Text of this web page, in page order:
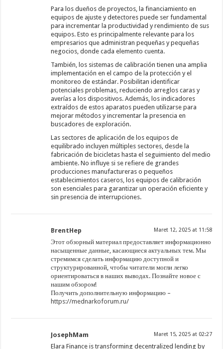
Para los dueños de proyectos, la financiamiento en
equipos de ajuste y detectores puede ser fundamental
para incrementar la productividad y rendimiento de sus
equipos. Esto es principalmente relevante para los
empresarios que administran pequeñas y pequeñas
negocios, donde cada elemento cuenta.
También, los sistemas de calibración tienen una amplia
implementación en el campo de la protección y el
monitoreo de estándar. Posibilitan identificar
potenciales problemas, reduciendo arreglos caras y
averías a los dispositivos. Además, los indicadores
extraídos de estos aparatos pueden utilizarse para
mejorar métodos y incrementar la presencia en
buscadores de exploración.
Las sectores de aplicación de los equipos de
equilibrado incluyen múltiples sectores, desde la
fabricación de bicicletas hasta el seguimiento del medio
ambiente. No influye si se refiere de grandes
producciones manufactureras o pequeños
establecimientos caseros, los equipos de calibración
son esenciales para garantizar un operación eficiente y
sin presencia de interrupciones.
BrentHep Maret 12, 2025 at 11:58
Этот обзорный материал предоставляет информационно
насыщенные данные, касающиеся актуальных тем. Мы
стремимся сделать информацию доступной и
структурированной, чтобы читатели могли легко
ориентироваться в наших выводах. Познайте новое с
нашим обзором!
Получить дополнительную информацию –
https://mednarkoforum.ru/
JosephMam Maret 15, 2025 at 02:27
Elara Finance is transforming decentralized lending by